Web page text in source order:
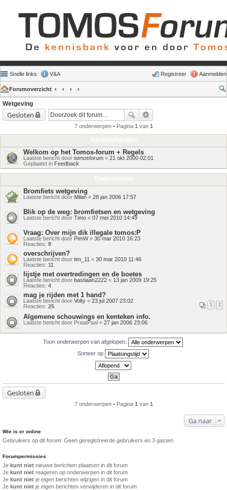
Snelle links V&A Aanmelden
Registreer
Forumoverzicht
Wetgeving
Gesloten
7 onderwerpen • Pagina 1 van 1
Welkom op het Tomos-forum + Regels
Laatste bericht door tomosforum « 21 okt 2000 02:01
Geplaatst in Feedback
Bromfiets wetgeving
Laatste bericht door Milan « 28 jan 2006 17:57
Blik op de weg: bromfietsen en wetgeving
Laatste bericht door Timo « 07 mei 2010 14:49
Vraag: Over mijn dik illegale tomos:P
Laatste bericht door PimW« 30 mar 2010 16:23
Reacties: 8
overschrijven?
Laatste bericht door tim_11 « 30 mar 2010 11:46
Reacties: 11
lijstje met overtredingen en de boetes
Laatste bericht door bastiaan2222 « 13 jan 2009 19:25
Reacties: 4
mag je rijden met 1 hand?
Laatste bericht door Volty « 23 jul 2007 23:02
Reacties: 25 1 2
Algemene schouwings en kenteken info.
Laatste bericht door PraatPaal « 27 jan 2006 23:06
Toon onderwerpen van afgelopen:
Sorteer op
Gesloten
7 onderwerpen • Pagina 1 van 1
Ga naar
Wie is er online
Gebruikers op dit forum: Geen geregistreerde gebruikers en 3 gasten
Forumpermissies
Je kunt niet nieuwe berichten plaatsen in dit forum
Je kunt niet reageren op onderwerpen in dit forum
Je kunt niet je eigen berichten wijzigen in dit forum
Je kunt niet je eigen berichten verwijderen in dit forum